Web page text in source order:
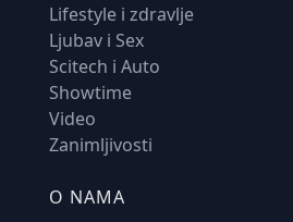
Lifestyle i zdravlje
Ljubav i Sex
Scitech i Auto
Showtime
Video
Zanimljivosti
O NAMA